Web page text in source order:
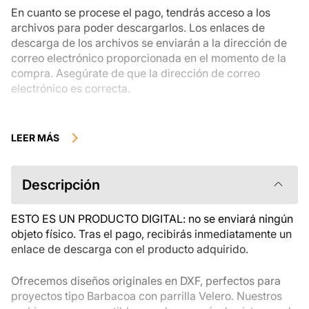
En cuanto se procese el pago, tendrás acceso a los
archivos para poder descargarlos. Los enlaces de
descarga de los archivos se enviarán a la dirección de
correo electrónico proporcionada en el momento de la
compra. Asegúrate de que la dirección de correo
electrónico es correcta.
instantánea no se pueden devolver, cambiar ni cancelar
descripción del producto atentamente antes de
comprarlo y que te pongas en contacto con nosotros si
tienes alguna duda. Si tienes problemas con el pedido,
ponte en contacto directamente con el vendedor.
LEER MÁS
Descripción
ESTO ES UN PRODUCTO DIGITAL: no se enviará ningún
objeto físico. Tras el pago, recibirás inmediatamente un
enlace de descarga con el producto adquirido.
Ofrecemos diseños originales en DXF, perfectos para
proyectos tipo Barbacoa con parrilla Velero. Nuestros